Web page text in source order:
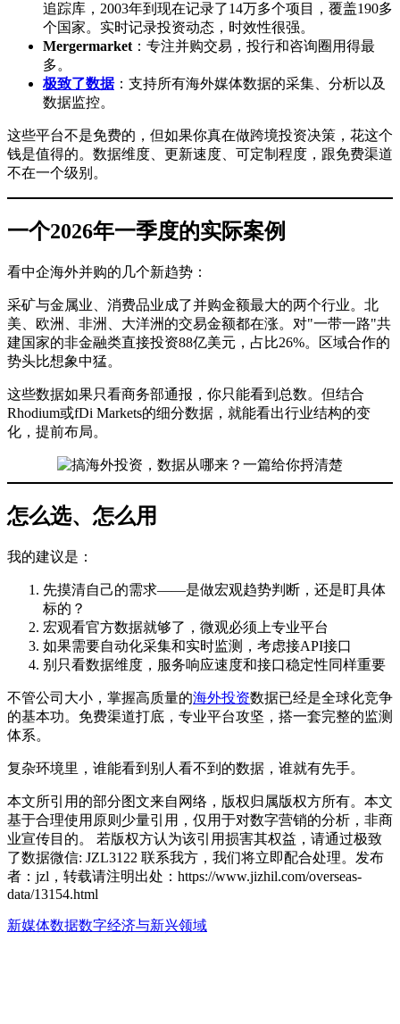
追踪库，2003年到现在记录了14万多个项目，覆盖190多
个国家。实时记录投资动态，时效性很强。
Mergermarket：专注并购交易，投行和咨询圈用得最
多。
极致了数据：支持所有海外媒体数据的采集、分析以及
数据监控。
这些平台不是免费的，但如果你真在做跨境投资决策，花这个
钱是值得的。数据维度、更新速度、可定制程度，跟免费渠道
不在一个级别。
一个2026年一季度的实际案例
看中企海外并购的几个新趋势：
采矿与金属业、消费品业成了并购金额最大的两个行业。北
美、欧洲、非洲、大洋洲的交易金额都在涨。对"一带一路"共
建国家的非金融类直接投资88亿美元，占比26%。区域合作的
势头比想象中猛。
这些数据如果只看商务部通报，你只能看到总数。但结合
Rhodium或fDi Markets的细分数据，就能看出行业结构的变
化，提前布局。
怎么选、怎么用
我的建议是：
先摸清自己的需求——是做宏观趋势判断，还是盯具体
标的？
宏观看官方数据就够了，微观必须上专业平台
如果需要自动化采集和实时监测，考虑接API接口
别只看数据维度，服务响应速度和接口稳定性同样重要
不管公司大小，掌握高质量的海外投资数据已经是全球化竞争
的基本功。免费渠道打底，专业平台攻坚，搭一套完整的监测
体系。
复杂环境里，谁能看到别人看不到的数据，谁就有先手。
本文所引用的部分图文来自网络，版权归属版权方所有。本文
基于合理使用原则少量引用，仅用于对数字营销的分析，非商
业宣传目的。 若版权方认为该引用损害其权益，请通过极致
了数据微信: JZL3122 联系我方，我们将立即配合处理。发布
者：jzl，转载请注明出处： https://www.jizhil.com/overseas-
data/13154.html
新媒体数据数字经济与新兴领域